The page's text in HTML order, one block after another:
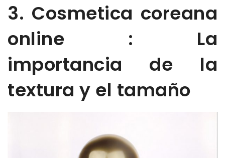
3. Cosmetica coreana
online : La
importancia de la
textura y el tamaño